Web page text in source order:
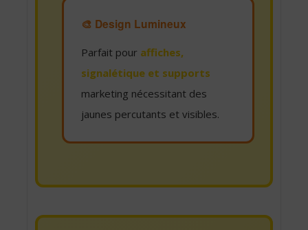
🎨 Design Lumineux
Parfait pour affiches,
signalétique et supports
marketing nécessitant des
jaunes percutants et visibles.